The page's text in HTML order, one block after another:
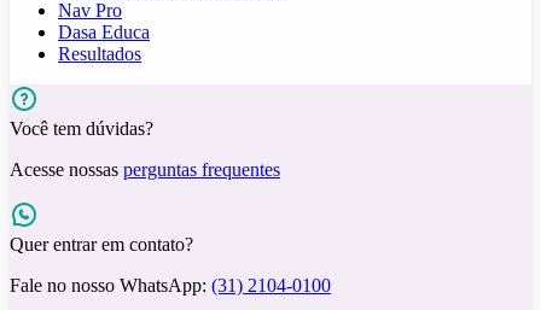
Nav Pro
Dasa Educa
Resultados
Você tem dúvidas?
Acesse nossas perguntas frequentes
Quer entrar em contato?
Fale no nosso WhatsApp: (31) 2104-0100